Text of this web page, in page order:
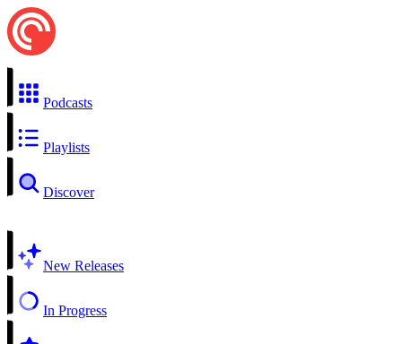
Podcasts
Playlists
Discover
New Releases
In Progress